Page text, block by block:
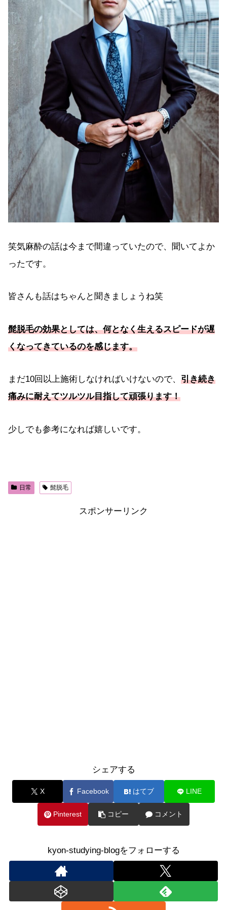
笑気麻酔の話は今まで間違っていたので、聞いてよか
ったです。
皆さんも話はちゃんと聞きましょうね笑
髭脱毛の効果としては、何となく生えるスピードが遅
くなってきているのを感じます。
まだ10回以上施術しなければいけないので、 引き続き
痛みに耐えてツルツル目指して頑張ります！
少しでも参考になれば嬉しいです。
日常 髭脱毛
スポンサーリンク
シェアする
X Facebook はてブ LINE
Pinterest コピー コメント
kyon-studying-blogをフォローする